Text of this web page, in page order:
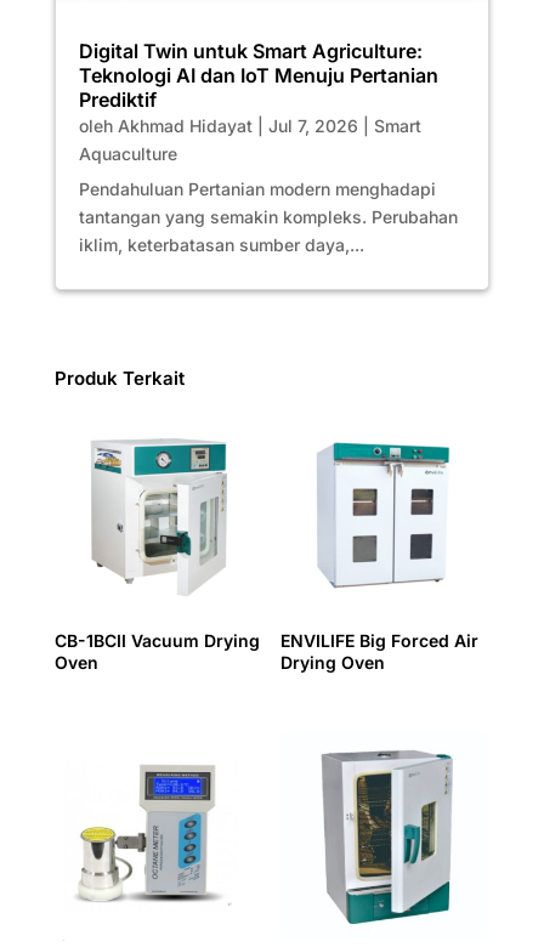
Digital Twin untuk Smart Agriculture:
Teknologi AI dan IoT Menuju Pertanian
Prediktif
oleh Akhmad Hidayat| Jul 7, 2026
Smart
Aquaculture
Pendahuluan Pertanian modern menghadapi
tantangan yang semakin kompleks. Perubahan
iklim, keterbatasan sumber daya,...
Produk Terkait
CB-1BCII Vacuum Drying
Oven
ENVILIFE Big Forced Air
Drying Oven